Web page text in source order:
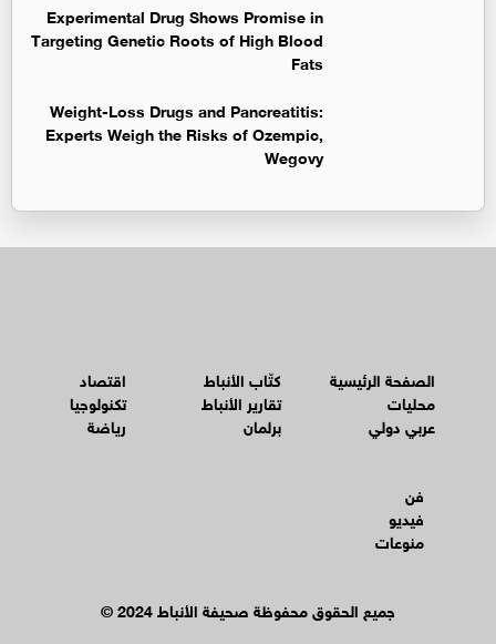
Experimental Drug Shows Promise in
Targeting Genetic Roots of High Blood
Fats
Weight-Loss Drugs and Pancreatitis:
Experts Weigh the Risks of Ozempic,
Wegovy
الصفحة الرئيسية
محليات
عربي دولي
كتّاب الأنباط
تقارير الأنباط
برلمان
اقتصاد
تكنولوجيا
رياضة
فن
فيديو
منوعات
© جميع الحقوق محفوظة صحيفة الأنباط 2024